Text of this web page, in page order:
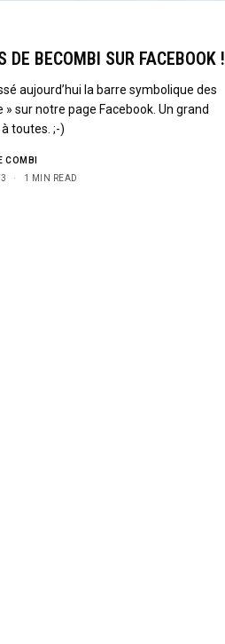
DE BECOMBI SUR FACEBOOK !
aujourd’hui la barre symbolique des
» sur notre page Facebook. Un grand
toutes. ;-)
COMBI
1 MIN READ